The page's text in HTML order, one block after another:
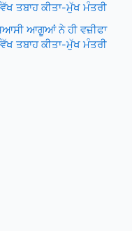
ਤਬਾਹ ਕੀਤਾ-ਮੁੱਖ ਮੰਤਰੀ
ਆਗੂਆਂ ਨੇ ਹੀ ਵਜ਼ੀਫਾ
ਤਬਾਹ ਕੀਤਾ-ਮੁੱਖ ਮੰਤਰੀ